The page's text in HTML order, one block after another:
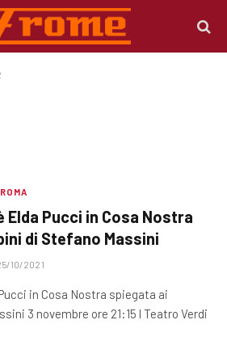
Elda Pucci in Cosa Nostra
di Stefano Massini
10/2021
in Cosa Nostra spiegata ai
3 novembre ore 21:15 l Teatro Verdi